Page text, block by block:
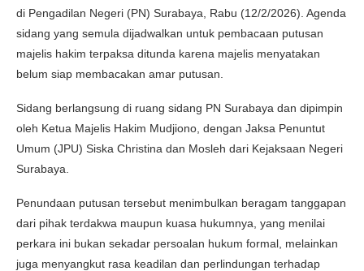
di Pengadilan Negeri (PN) Surabaya, Rabu (12/2/2026). Agenda
sidang yang semula dijadwalkan untuk pembacaan putusan
majelis hakim terpaksa ditunda karena majelis menyatakan
belum siap membacakan amar putusan.
Sidang berlangsung di ruang sidang PN Surabaya dan dipimpin
oleh Ketua Majelis Hakim Mudjiono, dengan Jaksa Penuntut
Umum (JPU) Siska Christina dan Mosleh dari Kejaksaan Negeri
Surabaya.
Penundaan putusan tersebut menimbulkan beragam tanggapan
dari pihak terdakwa maupun kuasa hukumnya, yang menilai
perkara ini bukan sekadar persoalan hukum formal, melainkan
juga menyangkut rasa keadilan dan perlindungan terhadap